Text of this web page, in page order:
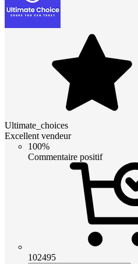
Ultimate_choices
Excellent vendeur
100%
Commentaire positif
102495